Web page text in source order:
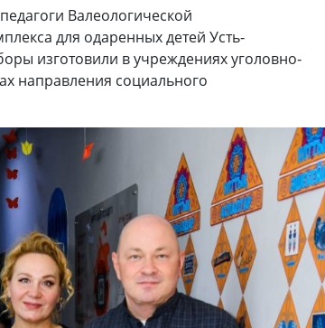
Валеологической
для одаренных детей Усть-
изготовили в учреждениях уголовно-
направления социального